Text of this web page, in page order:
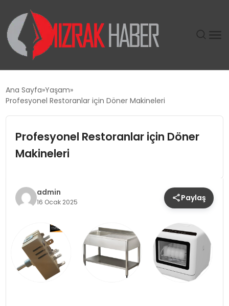
DÜNYA
SPOR
YAŞAM
Ana Sayfa Yaşam
Profesyonel Restoranlar için Döner Makineleri
Profesyonel Restoranlar için Döner
Makineleri
admin
16 Ocak 2025 Paylaş